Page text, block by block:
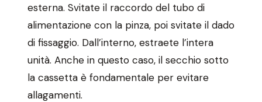
esterna. Svitate il raccordo del tubo di
alimentazione con la pinza, poi svitate il dado
di fissaggio. Dall’interno, estraete l’intera
unità. Anche in questo caso, il secchio sotto
la cassetta è fondamentale per evitare
allagamenti.